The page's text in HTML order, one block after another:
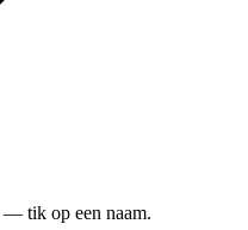
— tik op een naam.